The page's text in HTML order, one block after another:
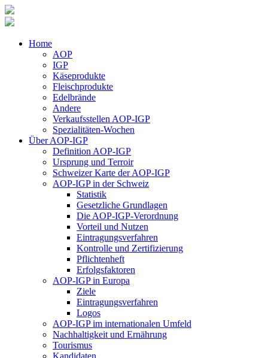
Home
AOP
IGP
Käseprodukte
Fleischprodukte
Edelbrände
Andere
Verkaufsstellen AOP-IGP
Spezialitäten-Wochen
Über AOP-IGP
Definition AOP-IGP
Ursprung und Terroir
Schweizer Karte der AOP-IGP
AOP-IGP in der Schweiz
Statistik
Gesetzliche Grundlagen
Die AOP-IGP-Verordnung
Vorteil und Nutzen
Eintragungsverfahren
Kontrolle und Zertifizierung
Pflichtenheft
Erfolgsfaktoren
AOP-IGP in Europa
Ziele
Eintragungsverfahren
Logos
AOP-IGP im internationalen Umfeld
Nachhaltigkeit und Ernährung
Tourismus
Kandidaten